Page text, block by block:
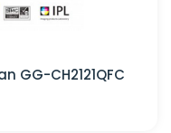
GG-CH2121QFC